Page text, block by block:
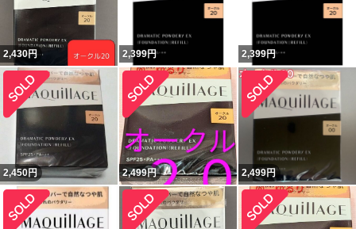
2,430円 2,399円 2,399円
2,450円 2,499円 2,499円